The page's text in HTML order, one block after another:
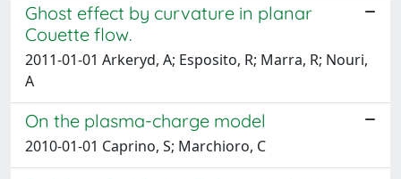
Ghost effect by curvature in planar
Couette flow.
2011-01-01 Arkeryd, A; Esposito, R; Marra, R; Nouri,
A
On the plasma-charge model
2010-01-01 Caprino, S; Marchioro, C